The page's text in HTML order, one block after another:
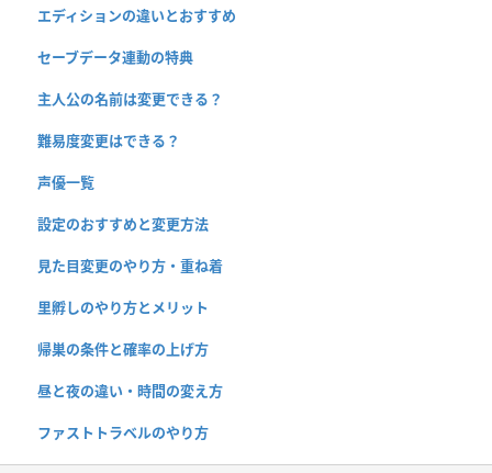
エディションの違いとおすすめ
セーブデータ連動の特典
主人公の名前は変更できる？
難易度変更はできる？
声優一覧
設定のおすすめと変更方法
見た目変更のやり方・重ね着
里孵しのやり方とメリット
帰巣の条件と確率の上げ方
昼と夜の違い・時間の変え方
ファストトラベルのやり方